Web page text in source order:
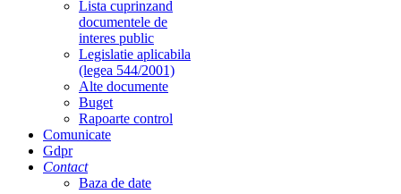
Lista cuprinzand
documentele de
interes public
Legislatie aplicabila
(legea 544/2001)
Alte documente
Buget
Rapoarte control
Comunicate
Gdpr
Contact
Baza de date